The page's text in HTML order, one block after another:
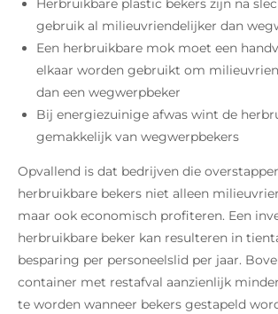
Herbruikbare plastic bekers zijn na
gebruik al milieuvriendelijker dan
Een herbruikbare mok moet een
elkaar worden gebruikt om
dan een wegwerpbeker
Bij energiezuinige afwas wint de
gemakkelijk van wegwerpbekers
Opvallend is dat bedrijven die
herbruikbare bekers niet alleen
maar ook economisch profiteren. Een
herbruikbare beker kan resulteren in
besparing per personeelslid per jaar.
container met restafval aanzienlijk
te worden wanneer bekers gestapeld